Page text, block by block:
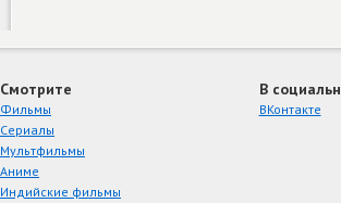
Смотрите
Фильмы
Сериалы
Мультфильмы
Аниме
Индийские фильмы
В
ВКонтакте